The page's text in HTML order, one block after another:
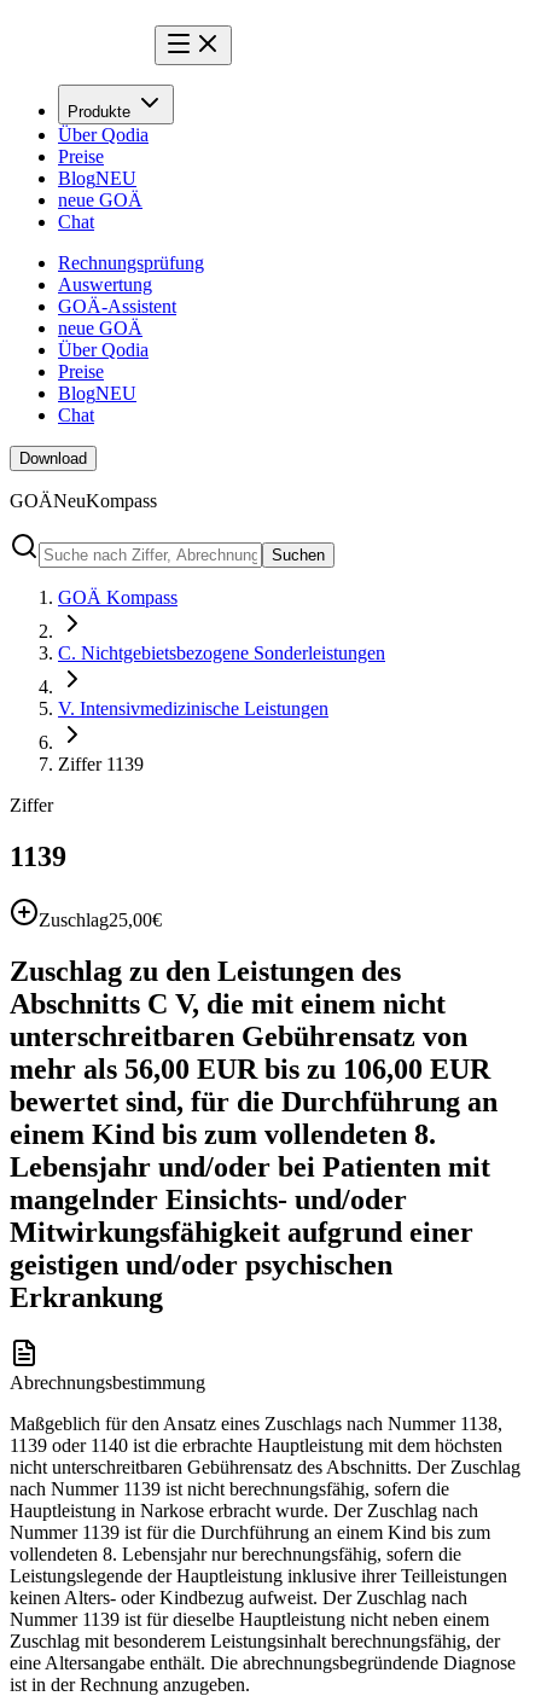
Produkte
Über Qodia
Preise
BlogNEU
neue GOÄ
Chat
Rechnungsprüfung
Auswertung
GOÄ-Assistent
neue GOÄ
Über Qodia
Preise
BlogNEU
Chat
Download
GOÄNeuKompass
Suchen
GOÄ Kompass
C. Nichtgebietsbezogene Sonderleistungen
V. Intensivmedizinische Leistungen
Ziffer 1139
Ziffer
1139
Zuschlag25,00€
Zuschlag zu den Leistungen des
Abschnitts C V, die mit einem nicht
unterschreitbaren Gebührensatz von
mehr als 56,00 EUR bis zu 106,00 EUR
bewertet sind, für die Durchführung an
einem Kind bis zum vollendeten 8.
Lebensjahr und/oder bei Patienten mit
mangelnder Einsichts- und/oder
Mitwirkungsfähigkeit aufgrund einer
geistigen und/oder psychischen
Erkrankung
Abrechnungsbestimmung
Maßgeblich für den Ansatz eines Zuschlags nach Nummer 1138,
1139 oder 1140 ist die erbrachte Hauptleistung mit dem höchsten
nicht unterschreitbaren Gebührensatz des Abschnitts. Der Zuschlag
nach Nummer 1139 ist nicht berechnungsfähig, sofern die
Hauptleistung in Narkose erbracht wurde. Der Zuschlag nach
Nummer 1139 ist für die Durchführung an einem Kind bis zum
vollendeten 8. Lebensjahr nur berechnungsfähig, sofern die
Leistungslegende der Hauptleistung inklusive ihrer Teilleistungen
keinen Alters- oder Kindbezug aufweist. Der Zuschlag nach
Nummer 1139 ist für dieselbe Hauptleistung nicht neben einem
Zuschlag mit besonderem Leistungsinhalt berechnungsfähig, der
eine Altersangabe enthält. Die abrechnungsbegründende Diagnose
ist in der Rechnung anzugeben.